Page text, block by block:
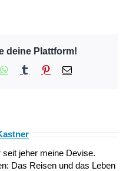
deine Plattform!
WhatsApp
Tumblr Pinterest
E-
jeher meine Devise.
Das Reisen und das Leben